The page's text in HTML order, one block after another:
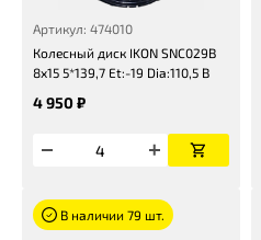
Артикул: 474010
Колесный диск IKON SNC029B
8x15 5*139,7 Et:-19 Dia:110,5 B
4 950 ₽
В наличии 79 шт.